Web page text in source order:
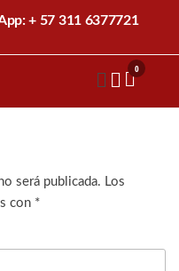
+ 57 311 6377721
0
será publicada. Los
con *